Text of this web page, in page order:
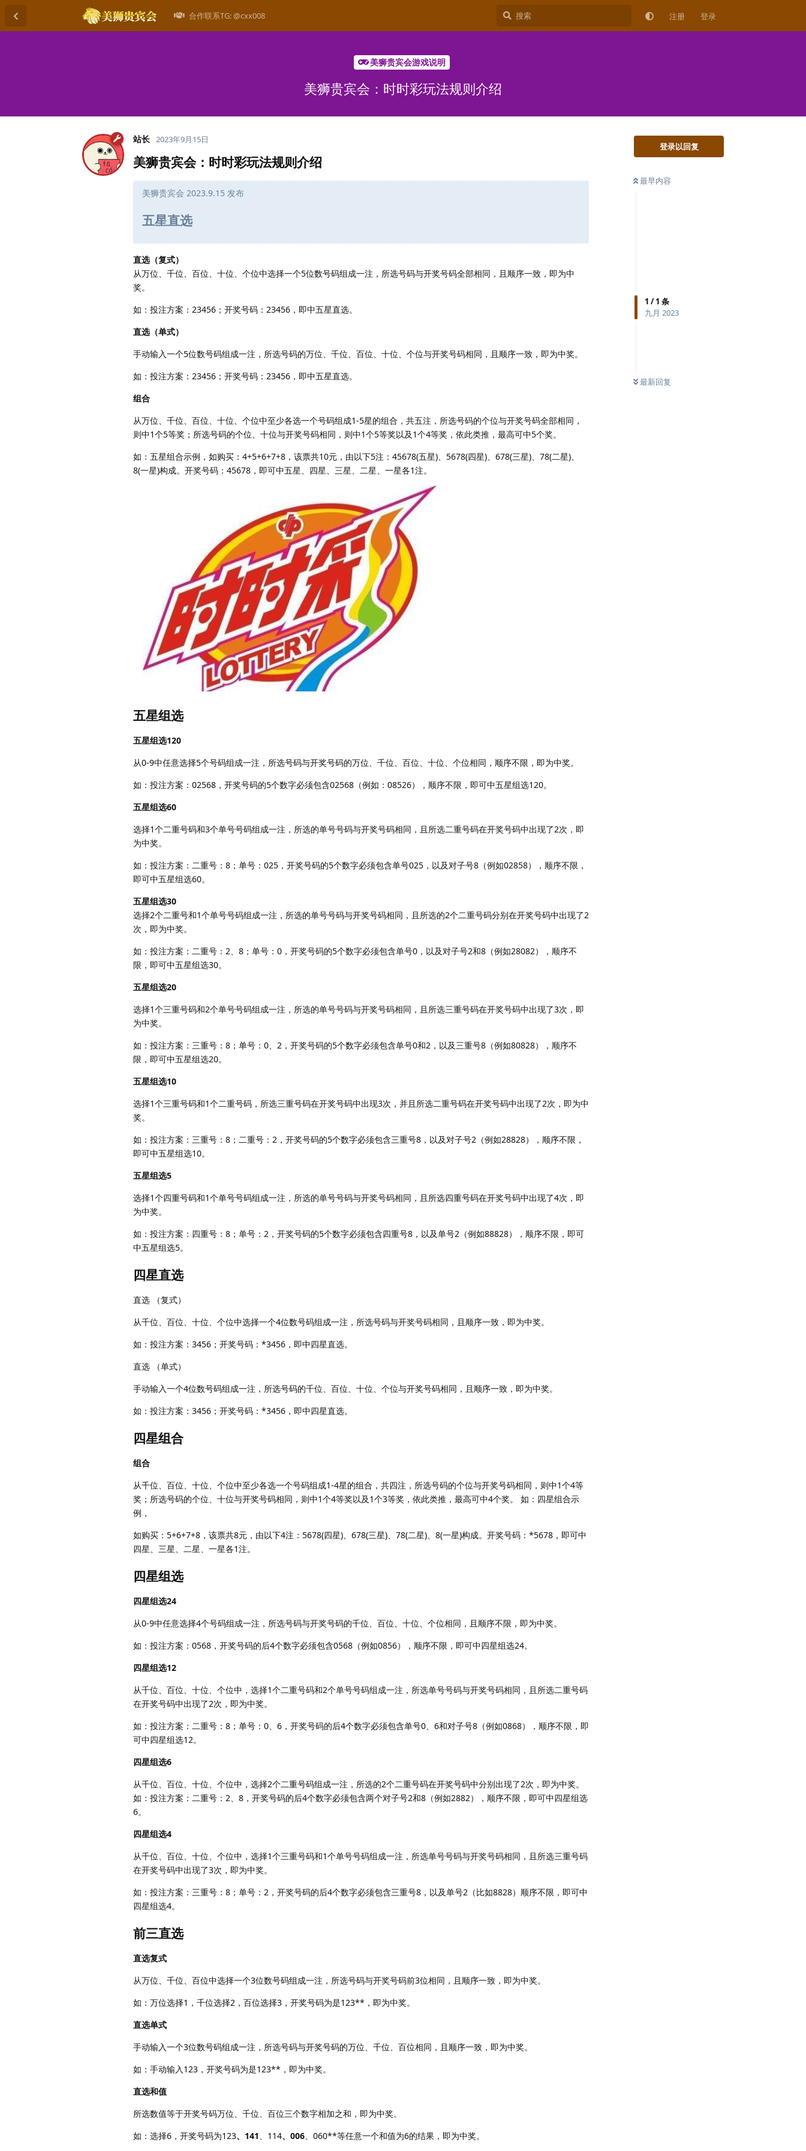
合作联系TG: @cxx008 注册 登录
美狮贵宾会游戏说明
美狮贵宾会：时时彩玩法规则介绍
登录以回复
最早内容
1 /1 条
九月 2023
最新回复
站长 2023年9月15日
美狮贵宾会：时时彩玩法规则介绍
美狮贵宾会 2023.9.15 发布
五星直选
直选（复式）
从万位、千位、百位、十位、个位中选择一个5位数号码组成一注，所选号码与开奖号码全部相同，且顺序一致，即为中
奖。
如：投注方案：23456；开奖号码：23456，即中五星直选。
直选（单式）
手动输入一个5位数号码组成一注，所选号码的万位、千位、百位、十位、个位与开奖号码相同，且顺序一致，即为中奖。
如：投注方案：23456；开奖号码：23456，即中五星直选。
组合
从万位、千位、百位、十位、个位中至少各选一个号码组成1-5星的组合，共五注，所选号码的个位与开奖号码全部相同，
则中1个5等奖；所选号码的个位、十位与开奖号码相同，则中1个5等奖以及1个4等奖，依此类推，最高可中5个奖。
如：五星组合示例，如购买：4+5+6+7+8，该票共10元，由以下5注：45678(五星)、5678(四星)、678(三星)、78(二星)、
8(一星)构成。开奖号码：45678，即可中五星、四星、三星、二星、一星各1注。
五星组选
五星组选120
从0-9中任意选择5个号码组成一注，所选号码与开奖号码的万位、千位、百位、十位、个位相同，顺序不限，即为中奖。
如：投注方案：02568，开奖号码的5个数字必须包含02568（例如：08526），顺序不限，即可中五星组选120。
五星组选60
选择1个二重号码和3个单号号码组成一注，所选的单号号码与开奖号码相同，且所选二重号码在开奖号码中出现了2次，即
为中奖。
如：投注方案：二重号：8；单号：025，开奖号码的5个数字必须包含单号025，以及对子号8（例如02858），顺序不限，
即可中五星组选60。
五星组选30
选择2个二重号和1个单号号码组成一注，所选的单号号码与开奖号码相同，且所选的2个二重号码分别在开奖号码中出现了2
次，即为中奖。
如：投注方案：二重号：2、8；单号：0，开奖号码的5个数字必须包含单号0，以及对子号2和8（例如28082），顺序不
限，即可中五星组选30。
五星组选20
选择1个三重号码和2个单号号码组成一注，所选的单号号码与开奖号码相同，且所选三重号码在开奖号码中出现了3次，即
为中奖。
如：投注方案：三重号：8；单号：0、2，开奖号码的5个数字必须包含单号0和2，以及三重号8（例如80828），顺序不
限，即可中五星组选20。
五星组选10
选择1个三重号码和1个二重号码，所选三重号码在开奖号码中出现3次，并且所选二重号码在开奖号码中出现了2次，即为中
奖。
如：投注方案：三重号：8；二重号：2，开奖号码的5个数字必须包含三重号8，以及对子号2（例如28828），顺序不限，
即可中五星组选10。
五星组选5
选择1个四重号码和1个单号号码组成一注，所选的单号号码与开奖号码相同，且所选四重号码在开奖号码中出现了4次，即
为中奖。
如：投注方案：四重号：8；单号：2，开奖号码的5个数字必须包含四重号8，以及单号2（例如88828），顺序不限，即可
中五星组选5。
四星直选
直选 （复式）
从千位、百位、十位、个位中选择一个4位数号码组成一注，所选号码与开奖号码相同，且顺序一致，即为中奖。
如：投注方案：3456；开奖号码：*3456，即中四星直选。
直选 （单式）
手动输入一个4位数号码组成一注，所选号码的千位、百位、十位、个位与开奖号码相同，且顺序一致，即为中奖。
如：投注方案：3456；开奖号码：*3456，即中四星直选。
四星组合
组合
从千位、百位、十位、个位中至少各选一个号码组成1-4星的组合，共四注，所选号码的个位与开奖号码相同，则中1个4等
奖；所选号码的个位、十位与开奖号码相同，则中1个4等奖以及1个3等奖，依此类推，最高可中4个奖。 如：四星组合示
例，
如购买：5+6+7+8，该票共8元，由以下4注：5678(四星)、678(三星)、78(二星)、8(一星)构成。开奖号码：*5678，即可中
四星、三星、二星、一星各1注。
四星组选
四星组选24
从0-9中任意选择4个号码组成一注，所选号码与开奖号码的千位、百位、十位、个位相同，且顺序不限，即为中奖。
如：投注方案：0568，开奖号码的后4个数字必须包含0568（例如0856），顺序不限，即可中四星组选24。
四星组选12
从千位、百位、十位、个位中，选择1个二重号码和2个单号号码组成一注，所选单号号码与开奖号码相同，且所选二重号码
在开奖号码中出现了2次，即为中奖。
如：投注方案：二重号：8；单号：0、6，开奖号码的后4个数字必须包含单号0、6和对子号8（例如0868），顺序不限，即
可中四星组选12。
四星组选6
从千位、百位、十位、个位中，选择2个二重号码组成一注，所选的2个二重号码在开奖号码中分别出现了2次，即为中奖。
如：投注方案：二重号：2、8，开奖号码的后4个数字必须包含两个对子号2和8（例如2882），顺序不限，即可中四星组选
6。
四星组选4
从千位、百位、十位、个位中，选择1个三重号码和1个单号号码组成一注，所选单号号码与开奖号码相同，且所选三重号码
在开奖号码中出现了3次，即为中奖。
如：投注方案：三重号：8；单号：2，开奖号码的后4个数字必须包含三重号8，以及单号2（比如8828）顺序不限，即可中
四星组选4。
前三直选
直选复式
从万位、千位、百位中选择一个3位数号码组成一注，所选号码与开奖号码前3位相同，且顺序一致，即为中奖。
如：万位选择1，千位选择2，百位选择3，开奖号码为是123**，即为中奖。
直选单式
手动输入一个3位数号码组成一注，所选号码与开奖号码的万位、千位、百位相同，且顺序一致，即为中奖。
如：手动输入123，开奖号码为是123**，即为中奖。
直选和值
所选数值等于开奖号码万位、千位、百位三个数字相加之和，即为中奖。
如：选择6，开奖号码为123、141 、114、006 、060**等任意一个和值为6的结果，即为中奖。